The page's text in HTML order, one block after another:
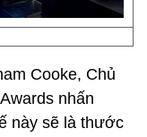
Cooke, Chủ
nhấn
này sẽ là thước